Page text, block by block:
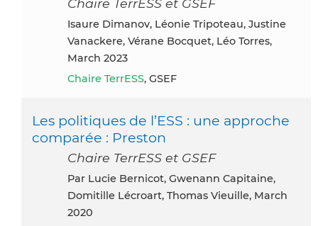
Chaire TerrESS et GSEF
Isaure Dimanov, Léonie Tripoteau, Justine
Vanackere, Vérane Bocquet, Léo Torres,
March 2023
Chaire TerrESS, GSEF
Les politiques de l’ESS : une approche
comparée : Preston
Chaire TerrESS et GSEF
Par Lucie Bernicot, Gwenann Capitaine,
Domitille Lécroart, Thomas Vieuille, March
2020